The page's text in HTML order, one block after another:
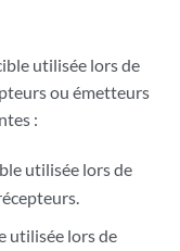
utilisée lors de
ou émetteurs
:
utilisée lors de
utilisée lors de